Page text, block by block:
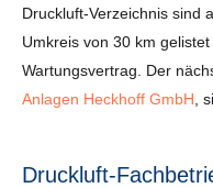
Druckluft-Verzeichnis sind
Umkreis von 30 km
Wartungsvertrag. Der
Anlagen Heckhoff GmbH ,
Druckluft-